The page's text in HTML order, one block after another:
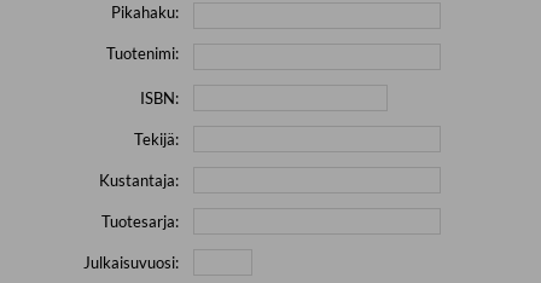
Pikahaku:
Tuotenimi:
ISBN:
Tekijä:
Kustantaja:
Tuotesarja:
Julkaisuvuosi: